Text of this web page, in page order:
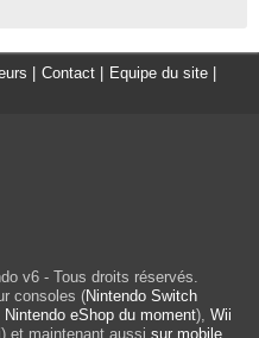
Contact Equipe du site
v6 - Tous droits réservés.
consoles (Nintendo Switch
eShop du moment), Wii
) et maintenant aussi sur mobile